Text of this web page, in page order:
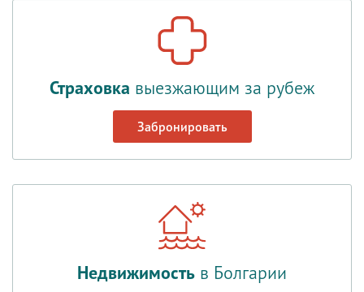
Страховка выезжающим за рубеж
Забронировать
Недвижимость в Болгарии